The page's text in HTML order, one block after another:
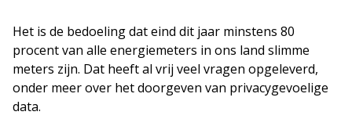
Het is de bedoeling dat eind dit jaar minstens 80
procent van alle energiemeters in ons land slimme
meters zijn. Dat heeft al vrij veel vragen opgeleverd,
onder meer over het doorgeven van privacygevoelige
data.